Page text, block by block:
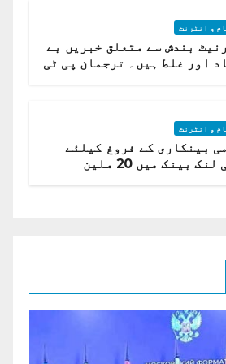
و انٹرنٹ
بندش سے متعلق خبریں بے
بنیاد اور غلط ہیں۔ ترجمان پی ٹی
و انٹرنٹ
بینکاری کے فروغ کیلئے
موبی لنک بینک میں 20 ملین